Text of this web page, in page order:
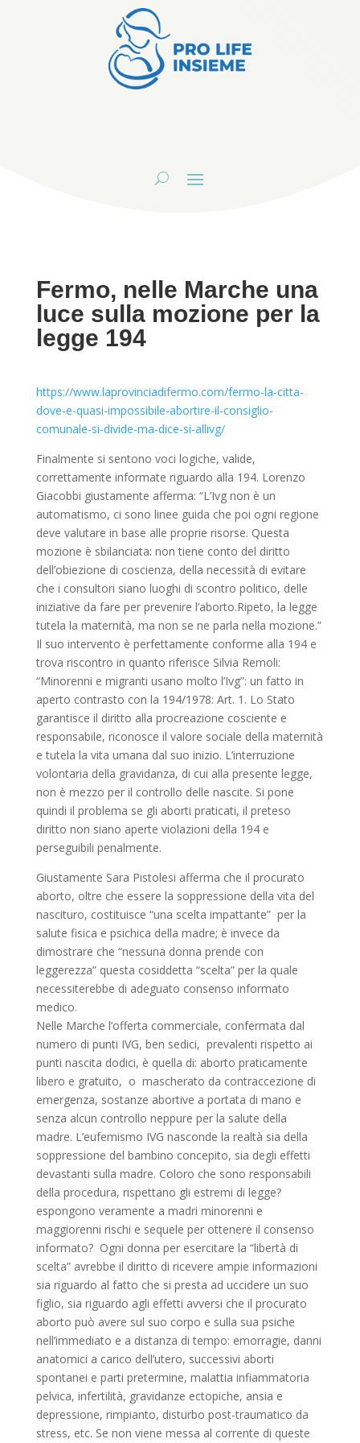
Fermo, nelle Marche una
luce sulla mozione per la
legge 194
https://www.laprovinciadifermo.com/fermo-la-citta-
dove-e-quasi-impossibile-abortire-il-consiglio-
comunale-si-divide-ma-dice-si-allivg/
Finalmente si sentono voci logiche, valide,
correttamente informate riguardo alla 194. Lorenzo
Giacobbi giustamente afferma: “L’Ivg non è un
automatismo, ci sono linee guida che poi ogni regione
deve valutare in base alle proprie risorse. Questa
mozione è sbilanciata: non tiene conto del diritto
dell’obiezione di coscienza, della necessità di evitare
che i consultori siano luoghi di scontro politico, delle
iniziative da fare per prevenire l’aborto.Ripeto, la legge
tutela la maternità, ma non se ne parla nella mozione.”
Il suo intervento è perfettamente conforme alla 194 e
trova riscontro in quanto riferisce Silvia Remoli:
“Minorenni e migranti usano molto l’Ivg”: un fatto in
aperto contrasto con la 194/1978: Art. 1. Lo Stato
garantisce il diritto alla procreazione cosciente e
responsabile, riconosce il valore sociale della maternità
e tutela la vita umana dal suo inizio. L’interruzione
volontaria della gravidanza, di cui alla presente legge,
non è mezzo per il controllo delle nascite. Si pone
quindi il problema se gli aborti praticati, il preteso
diritto non siano aperte violazioni della 194 e
perseguibili penalmente.
Giustamente Sara Pistolesi afferma che il procurato
aborto, oltre che essere la soppressione della vita del
nascituro, costituisce “una scelta impattante” per la
salute fisica e psichica della madre; è invece da
dimostrare che “nessuna donna prende con
leggerezza” questa cosiddetta “scelta” per la quale
necessiterebbe di adeguato consenso informato
medico.
Nelle Marche l’offerta commerciale, confermata dal
numero di punti IVG, ben sedici, prevalenti rispetto ai
punti nascita dodici, è quella di: aborto praticamente
libero e gratuito, o mascherato da contraccezione di
emergenza, sostanze abortive a portata di mano e
senza alcun controllo neppure per la salute della
madre. L’eufemismo IVG nasconde la realtà sia della
soppressione del bambino concepito, sia degli effetti
devastanti sulla madre. Coloro che sono responsabili
della procedura, rispettano gli estremi di legge?
espongono veramente a madri minorenni e
maggiorenni rischi e sequele per ottenere il consenso
informato? Ogni donna per esercitare la “libertà di
scelta” avrebbe il diritto di ricevere ampie informazioni
sia riguardo al fatto che si presta ad uccidere un suo
figlio, sia riguardo agli effetti avversi che il procurato
aborto può avere sul suo corpo e sulla sua psiche
nell’immediato e a distanza di tempo: emorragie, danni
anatomici a carico dell’utero, successivi aborti
spontanei e parti pretermine, malattia infiammatoria
pelvica, infertilità, gravidanze ectopiche, ansia e
depressione, rimpianto, disturbo post-traumatico da
stress, etc. Se non viene messa al corrente di queste